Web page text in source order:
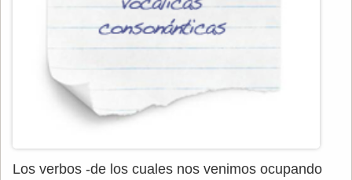
Los verbos -de los cuales nos venimos ocupando